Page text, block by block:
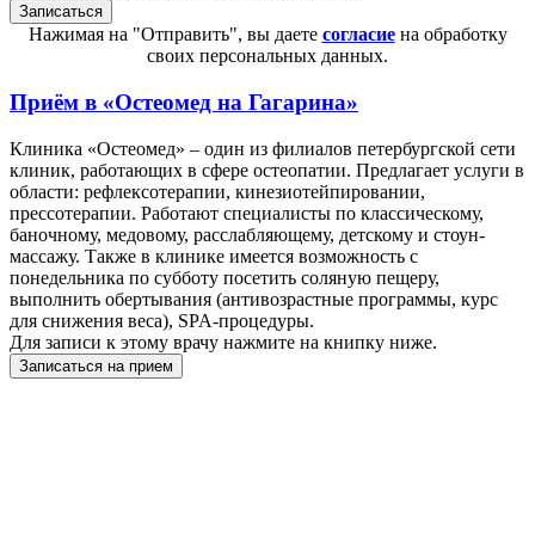
Нажимая на "Отправить", вы даете согласиена обработку
своих персональных данных.
Приём в «Остеомед на Гагарина»
Клиника «Остеомед» – один из филиалов петербургской сети
клиник, работающих в сфере остеопатии. Предлагает услуги в
области: рефлексотерапии, кинезиотейпировании,
прессотерапии. Работают специалисты по классическому,
баночному, медовому, расслабляющему, детскому и стоун-
массажу. Также в клинике имеется возможность с
понедельника по субботу посетить соляную пещеру,
выполнить обертывания (антивозрастные программы, курс
для снижения веса), SPA-процедуры.
Для записи к этому врачу нажмите на книпку ниже.
Записаться на прием